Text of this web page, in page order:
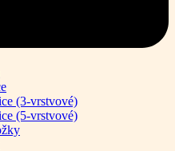
(3-vrstvové)
(5-vrstvové)